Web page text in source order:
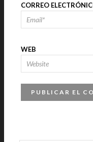
CORREO
WEB